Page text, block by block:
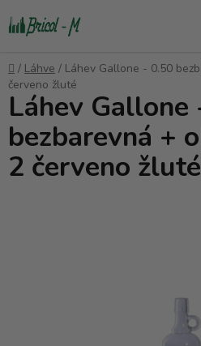
na
Domů
/ Láhve / Láhev Gallone - 0.50
červeno žluté
Láhev Gallone
bezbarevná +
2 červeno žluté